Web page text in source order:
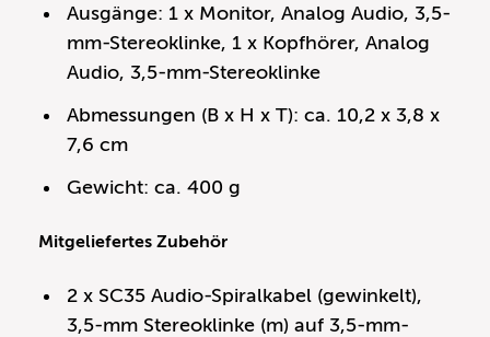
Ausgänge: 1 x Monitor, Analog Audio, 3,5-
mm-Stereoklinke, 1 x Kopfhörer, Analog
Audio, 3,5-mm-Stereoklinke
Abmessungen (B x H x T): ca. 10,2 x 3,8 x
7,6 cm
Gewicht: ca. 400 g
Mitgeliefertes Zubehör
2 x SC35 Audio-Spiralkabel (gewinkelt),
3,5-mm Stereoklinke (m) auf 3,5-mm-